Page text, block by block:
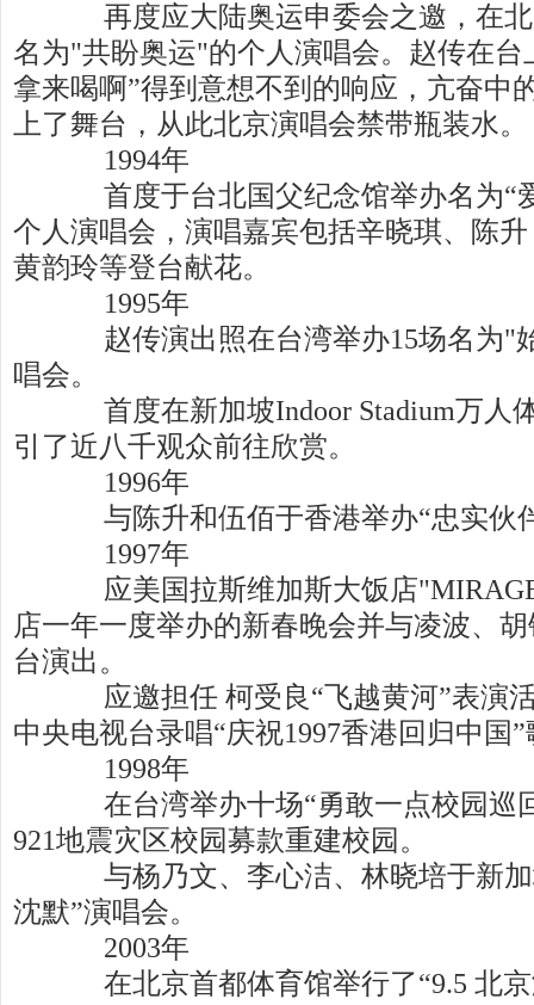
再度应大陆奥运申委会之邀，在北
名为"共盼奥运"的个人演唱会。赵传在台
拿来喝啊”得到意想不到的响应，亢奋中
上了舞台，从此北京演唱会禁带瓶装水。
1994年
首度于台北国父纪念馆举办名为“
个人演唱会，演唱嘉宾包括辛晓琪、陈
黄韵玲等登台献花。
1995年
赵传演出照在台湾举办15场名为"
唱会。
首度在新加坡Indoor Stadium万人
引了近八千观众前往欣赏。
1996年
与陈升和伍佰于香港举办“忠实伙
1997年
应美国拉斯维加斯大饭店
店一年一度举办的新春晚会并与凌波、
台演出。
应邀担任 柯受良“飞越黄河”表演
中央电视台录唱“庆祝1997香港回归中国
1998年
在台湾举办十场“勇敢一点校园巡
921地震灾区校园募款重建校园。
与杨乃文、李心洁、林晓培于新加
沈默”演唱会。
2003年
在北京首都体育馆举行了“9.5 北京